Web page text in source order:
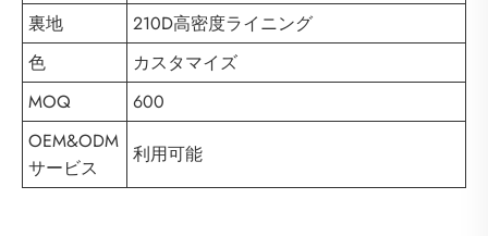
裏地
210D高密度ライニング
色
カスタマイズ
MOQ
600
OEM&ODM
サービス
利用可能